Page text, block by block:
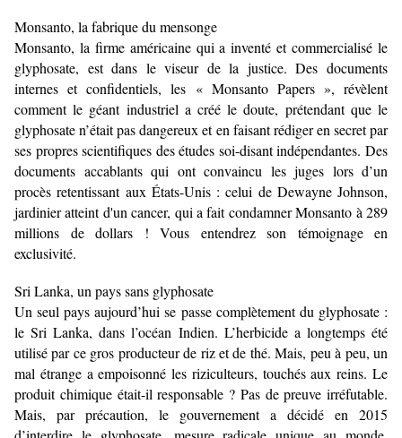
Monsanto, la fabrique du mensonge
Monsanto, la firme américaine qui a inventé et commercialisé le
glyphosate, est dans le viseur de la justice. Des documents
internes et confidentiels, les « Monsanto Papers », révèlent
comment le géant industriel a créé le doute, prétendant que le
glyphosate n’était pas dangereux et en faisant rédiger en secret par
ses propres scientifiques des études soi-disant indépendantes. Des
documents accablants qui ont convaincu les juges lors d’un
procès retentissant aux États-Unis : celui de Dewayne Johnson,
jardinier atteint d'un cancer, qui a fait condamner Monsanto à 289
millions de dollars ! Vous entendrez son témoignage en
exclusivité.
Sri Lanka, un pays sans glyphosate
Un seul pays aujourd’hui se passe complètement du glyphosate :
le Sri Lanka, dans l’océan Indien. L’herbicide a longtemps été
utilisé par ce gros producteur de riz et de thé. Mais, peu à peu, un
mal étrange a empoisonné les riziculteurs, touchés aux reins. Le
produit chimique était-il responsable ? Pas de preuve irréfutable.
Mais, par précaution, le gouvernement a décidé en 2015